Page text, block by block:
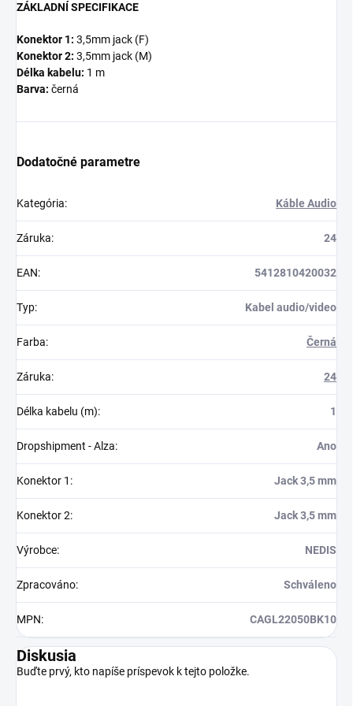
ZÁKLADNÍ SPECIFIKACE
Konektor 1: 3,5mm jack (F)
Konektor 2: 3,5mm jack (M)
Délka kabelu: 1 m
Barva: černá
Dodatočné parametre
Kategória: Káble Audio
Záruka: 24
EAN: 5412810420032
Typ: Kabel audio/video
Farba: Černá
Záruka: 24
Délka kabelu (m): 1
Dropshipment - Alza: Ano
Konektor 1 : Jack 3,5 mm
Konektor 2: Jack 3,5 mm
Výrobce: NEDIS
Zpracováno: Schváleno
MPN: CAGL22050BK10
Diskusia
Buďte prvý, kto napíše príspevok k tejto položke.